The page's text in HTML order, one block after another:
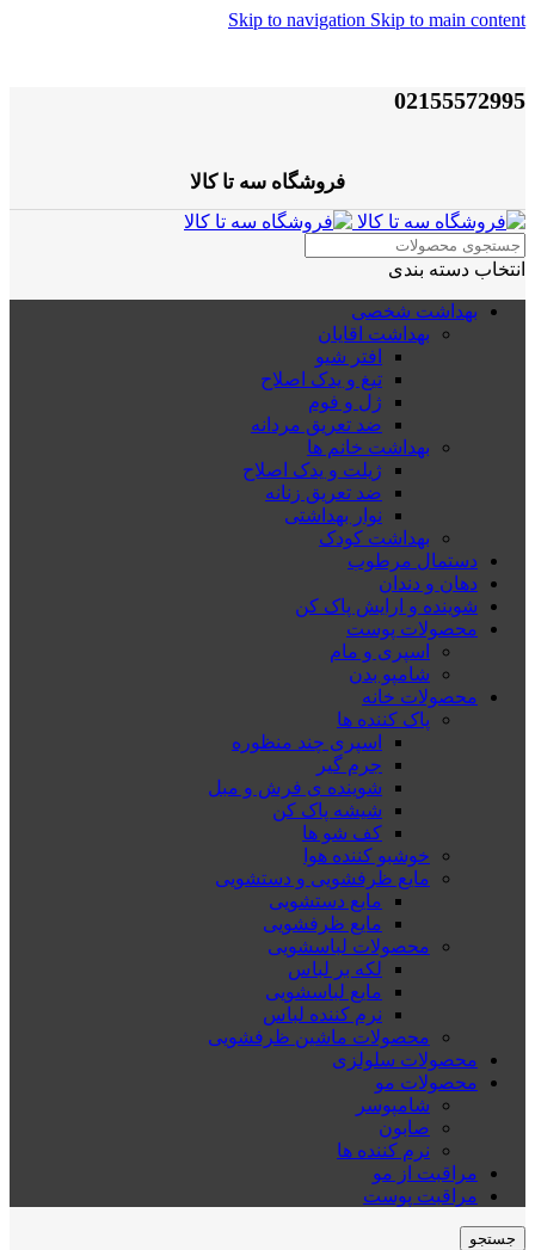
Skip to navigation Skip to main content
02155572995
فروشگاه سه تا کالا
انتخاب دسته بندی
بهداشت شخصی
بهداشت اقایان
افتر شیو
تیغ و یدک اصلاح
ژل و فوم
ضد تعریق مردانه
بهداشت خانم ها
ژیلت و یدک اصلاح
ضد تعریق زنانه
نوار بهداشتی
بهداشت کودک
دستمال مرطوب
دهان و دندان
شوینده و ارایش پاک کن
محصولات پوست
اسپری و مام
شامپو بدن
محصولات خانه
پاک کننده ها
اسپری چند منظوره
جرم گیر
شوینده ی فرش و مبل
شیشه پاک کن
کف شو ها
خوشبو کننده هوا
مایع ظرفشویی و دستشویی
مایع دستشویی
مایع ظرفشویی
محصولات لباسشویی
لکه بر لباس
مایع لباسشویی
نرم کننده لباس
محصولات ماشین ظرفشویی
محصولات سلولزی
محصولات مو
شامپوسر
صابون
نرم کننده ها
مراقبت از مو
مراقبت پوست
جستجو